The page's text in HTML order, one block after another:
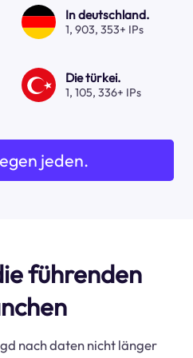
In deutschland.
1, 903, 353+ IPs
Die türkei.
1, 105, 336+ IPs
jeden.
führenden
nach daten nicht länger